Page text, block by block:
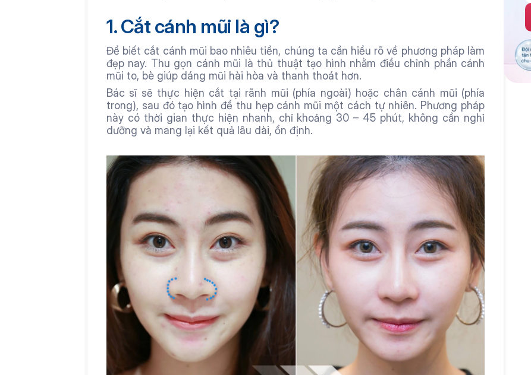
1. Cắt cánh mũi là gì?
Để biết cắt cánh mũi bao nhiêu tiền, chúng ta cần hiểu rõ về phương pháp làm
đẹp nay. Thu gọn cánh mũi là thủ thuật tạo hình nhằm điều chỉnh phần cánh
mũi to, bè giúp dáng mũi hài hòa và thanh thoát hơn.
Bác sĩ sẽ thực hiện cắt tại rãnh mũi (phía ngoài) hoặc chân cánh mũi (phía
trong), sau đó tạo hình để thu hẹp cánh mũi một cách tự nhiên. Phương pháp
này có thời gian thực hiện nhanh, chỉ khoảng 30 – 45 phút, không cần nghỉ
dưỡng và mang lại kết quả lâu dài, ổn định.